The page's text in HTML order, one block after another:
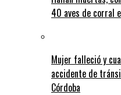
40 aves de corral
Mujer falleció y
accidente de
Córdoba